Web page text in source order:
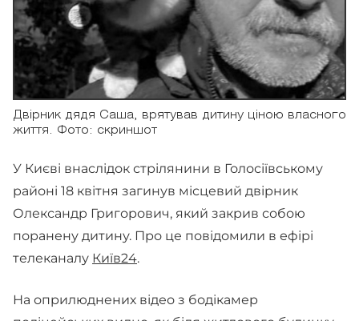
Двірник дядя Саша, врятував дитину ціною власного
життя. Фото: скриншот
У Києві внаслідок стрілянини в Голосіївському
районі 18 квітня загинув місцевий двірник
Олександр Григорович, який закрив собою
поранену дитину. Про це повідомили в ефірі
телеканалу Київ24.
На оприлюднених відео з бодікамер